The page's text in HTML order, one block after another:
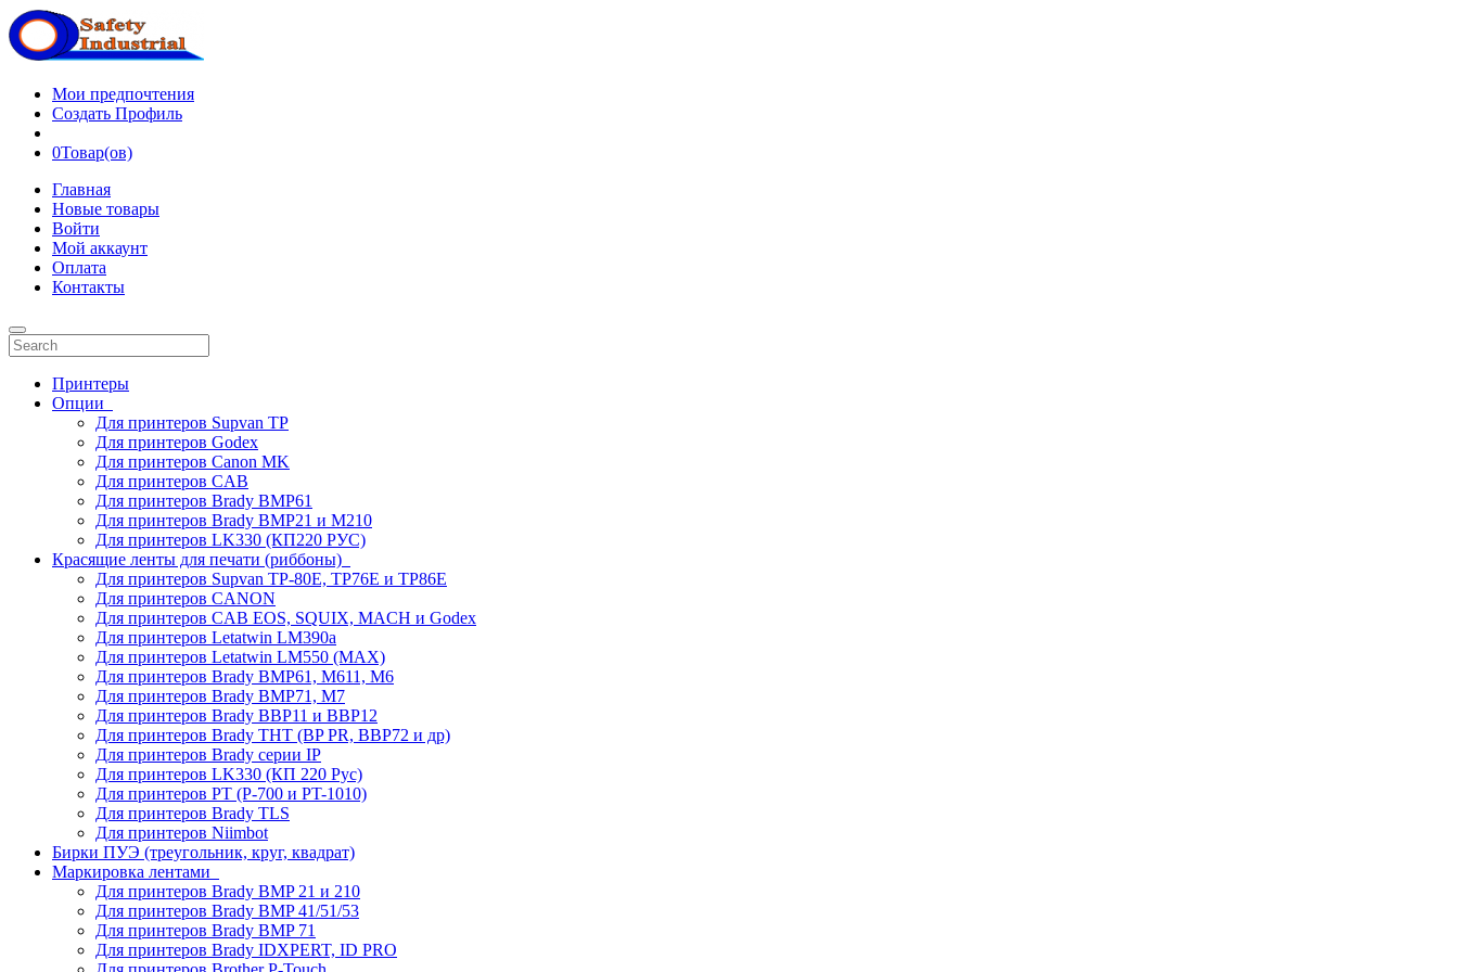
Мои предпочтения
Создать Профиль
0Товар(ов)
Главная
Новые товары
Войти
Мой аккаунт
Оплата
Контакты
Принтеры
Опции
Для принтеров Supvan TP
Для принтеров Godex
Для принтеров Canon MK
Для принтеров CAB
Для принтеров Brady BMP61
Для принтеров Brady BMP21 и M210
Для принтеров LK330 (КП220 РУС)
Красящие ленты для печати (риббоны)
Для принтеров Supvan TP-80E, TP76E и TP86E
Для принтеров CANON
Для принтеров CAB EOS, SQUIX, MACH и Godex
Для принтеров Letatwin LM390a
Для принтеров Letatwin LM550 (MAX)
Для принтеров Brady BMP61, M611, M6
Для принтеров Brady BMP71, M7
Для принтеров Brady BBP11 и BBP12
Для принтеров Brady THT (BP PR, BBP72 и др)
Для принтеров Brady серии IP
Для принтеров LK330 (КП 220 Рус)
Для принтеров PT (P-700 и PT-1010)
Для принтеров Brady TLS
Для принтеров Niimbot
Бирки ПУЭ (треугольник, круг, квадрат)
Маркировка лентами
Для принтеров Brady BMP 21 и 210
Для принтеров Brady BMP 41/51/53
Для принтеров Brady BMP 71
Для принтеров Brady IDXPERT, ID PRO